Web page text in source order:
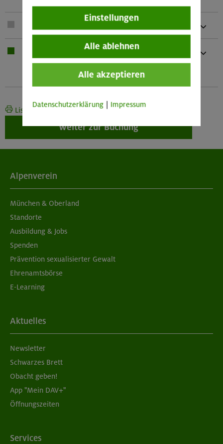
Bei Übernachtung: Hüttenschlafsack,
Waschzeug
Und kleines Handtuch
Liste drucken
Weiter zur Buchung
Alpenverein
München & Oberland
Standorte
Ausbildung & Jobs
Spenden
Prävention sexualisierter Gewalt
Ehrenamtsbörse
E-Learning
Aktuelles
Newsletter
Schwarzes Brett
Obacht geben!
App "Mein DAV+"
Öffnungszeiten
Services
Einstellungen
Alle ablehnen
Alle akzeptieren
Datenschutzerklärung Impressum